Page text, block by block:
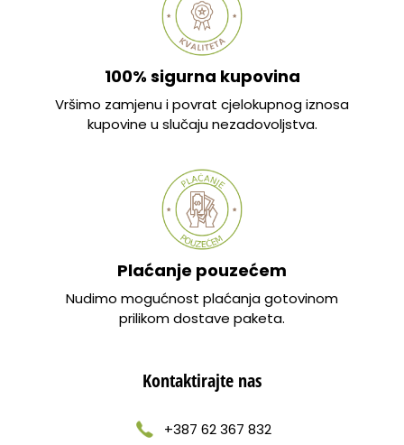
100% sigurna kupovina
Vršimo zamjenu i povrat cjelokupnog iznosa
kupovine u slučaju nezadovoljstva.
Plaćanje pouzećem
Nudimo mogućnost plaćanja gotovinom
prilikom dostave paketa.
Kontaktirajte nas
+387 62 367 832